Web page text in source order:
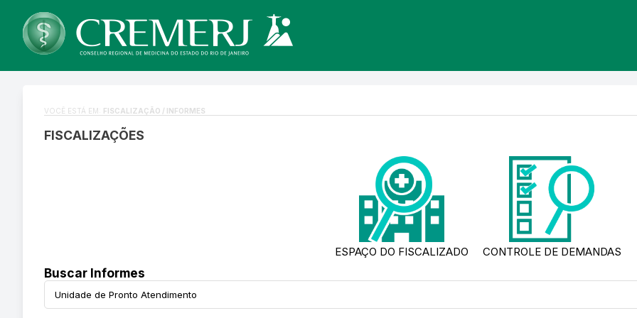
VOCÊ ESTÁ EM: FISCALIZAÇÃO / INFORMES
FISCALIZAÇÕES
ESPAÇO DO FISCALIZADO CONTROLE DE DEMANDAS
Buscar Informes